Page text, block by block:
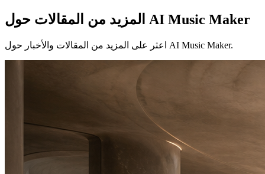
المزيد من المقالات حول AI Music Maker
اعثر على المزيد من المقالات والأخبار حول AI Music Maker.